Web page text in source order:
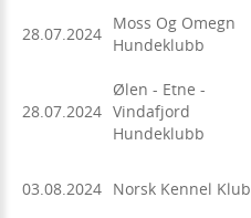
28.07.2024
Moss Og Omegn
Hundeklubb
28.07.2024
Ølen - Etne -
Vindafjord
Hundeklubb
03.08.2024 Norsk Kennel Klub